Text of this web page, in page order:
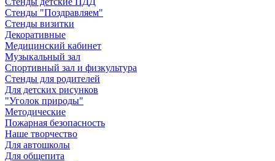
Стенды "Поздравляем"
Стенды визитки
Декоративные
Медицинский кабинет
Музыкальный зал
Спортивный зал и физкультура
Стенды для родителей
Для детских рисунков
"Уголок природы"
Методические
Пожарная безопасность
Наше творчество
Для автошколы
Для общепита